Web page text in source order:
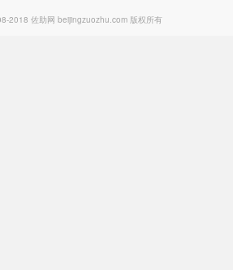
2018 佐助网 beijingzuozhu.com 版权所有